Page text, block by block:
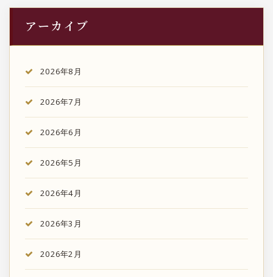
アーカイブ
2026年8月
2026年7月
2026年6月
2026年5月
2026年4月
2026年3月
2026年2月